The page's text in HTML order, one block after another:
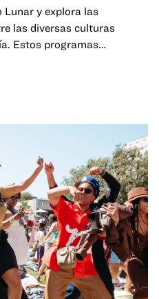
Lunar y explora las
las diversas culturas
Estos programas
del Año Nuevo Lunar a
comunidades AAPI se
con círculos de curación